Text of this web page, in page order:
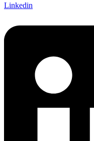
Linkedin